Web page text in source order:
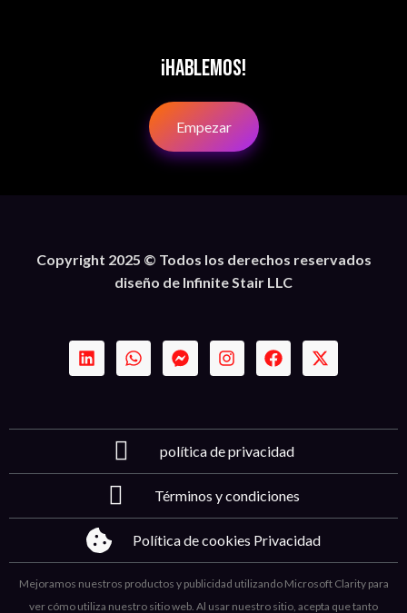
¡Hablemos!
Empezar
Copyright 2025 © Todos los derechos reservados
diseño de Infinite Stair LLC
política de privacidad
Términos y condiciones
Política de cookies Privacidad
Mejoramos nuestros productos y publicidad utilizando Microsoft Clarity para
ver cómo utiliza nuestro sitio web. Al usar nuestro sitio, acepta que tanto